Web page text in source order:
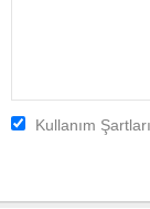
Kullanım